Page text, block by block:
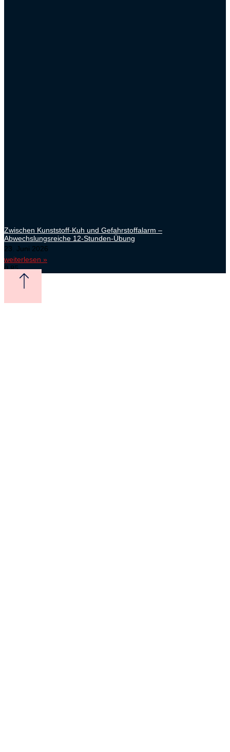
Zwischen Kunststoff-Kuh und Gefahrstoffalarm –
Abwechslungsreiche 12-Stunden-Übung
23. Juni 2026
weiterlesen »